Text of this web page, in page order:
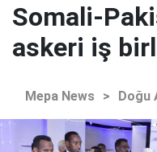
Somali-
askeri iş
Mepa News > Doğu